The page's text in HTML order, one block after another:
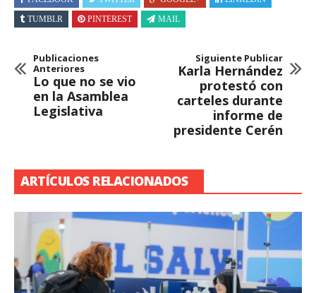
TUMBLR
PINTEREST MAIL
Publicaciones
Anteriores
Lo que no se vio
en la Asamblea
Legislativa
Siguiente Publicar
Karla Hernández
protestó con
carteles durante
informe de
presidente Cerén
ARTÍCULOS RELACIONADOS